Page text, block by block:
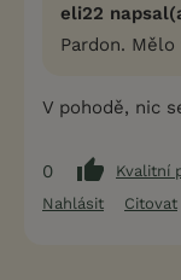
eli22
Pardon.
V pohodě, nic
0
Kvalitní
Nahlásit
Citovat